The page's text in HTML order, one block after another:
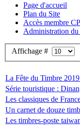
Page d'accueil
Plan du Site
Accès membre
Administration du
Affichage #
La Fête du Timbre
Série touristique :
Les classiques de
Un carnet de douze
Les timbres-poste